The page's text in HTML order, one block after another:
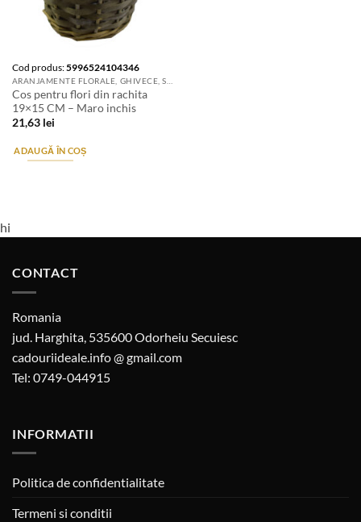
Cod produs:5996524104346
Cos pentru flori din rachita
19×15 CM – Maro inchis
21,63 lei
ADAUGĂ ÎN COȘ
hi
CONTACT
Romania
jud. Harghita, 535600 Odorheiu Secuiesc
cadouriideale.info @ gmail.com
Tel: 0749-044915
INFORMATII
Politica de confidentialitate
Termeni si conditii